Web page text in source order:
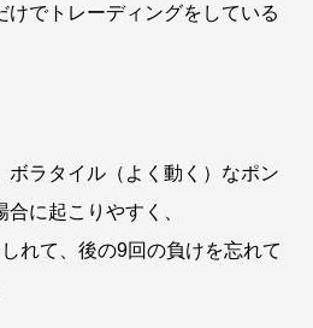
けでトレーディングをしている
ボラタイル（よく動く）なポン
に起こりやすく、
れて、後の9回の負けを忘れて